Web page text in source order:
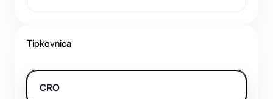
Tipkovnica
CRO